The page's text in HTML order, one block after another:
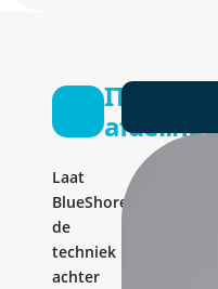
IT-
afdeling
Laat
BlueShores
de
techniek
achter